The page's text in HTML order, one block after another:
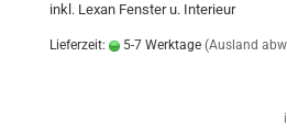
inkl. Lexan Fenster u. Interieur
Lieferzeit: 5-7 Werktage (Ausland